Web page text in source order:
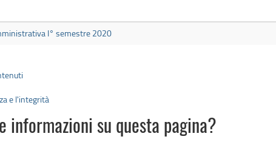
I° semestre 2020
e l'integrità
informazioni su questa pagina?